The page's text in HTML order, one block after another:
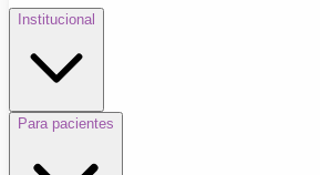
Institucional
Para pacientes